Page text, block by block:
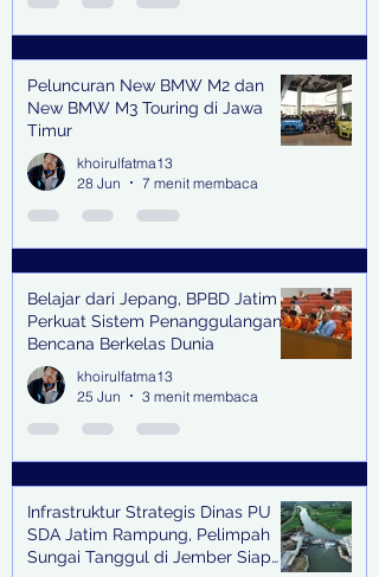
Peluncuran New BMW M2 dan
New BMW M3 Touring di Jawa
Timur
khoirulfatma13
28 Jun
7 menit membaca
Belajar dari Jepang, BPBD Jatim
Perkuat Sistem Penanggulangan
Bencana Berkelas Dunia
khoirulfatma13
25 Jun
3 menit membaca
Infrastruktur Strategis Dinas PU
SDA Jatim Rampung, Pelimpah
Sungai Tanggul di Jember Siap